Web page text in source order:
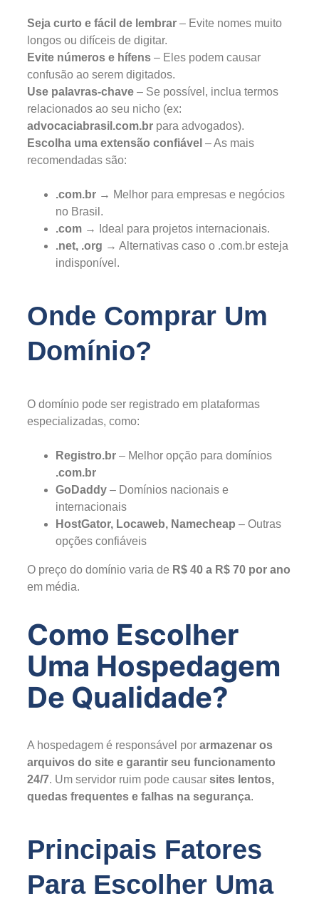
Seja curto e fácil de lembrar – Evite nomes muito
longos ou difíceis de digitar.
Evite números e hífens – Eles podem causar
confusão ao serem digitados.
Use palavras-chave – Se possível, inclua termos
relacionados ao seu nicho (ex:
advocaciabrasil.com.br para advogados).
Escolha uma extensão confiável – As mais
recomendadas são:
.com.br → Melhor para empresas e negócios
no Brasil.
.com → Ideal para projetos internacionais.
.net, .org → Alternativas caso o .com.br esteja
indisponível.
Onde Comprar Um
Domínio?
O domínio pode ser registrado em plataformas
especializadas, como:
Registro.br – Melhor opção para domínios
.com.br
GoDaddy – Domínios nacionais e
internacionais
HostGator, Locaweb, Namecheap – Outras
opções confiáveis
O preço do domínio varia de R$ 40 a R$ 70 por ano
em média.
Como Escolher
Uma Hospedagem
De Qualidade?
A hospedagem é responsável por armazenar os
arquivos do site e garantir seu funcionamento
24/7. Um servidor ruim pode causar sites lentos,
quedas frequentes e falhas na segurança.
Principais Fatores
Para Escolher Uma